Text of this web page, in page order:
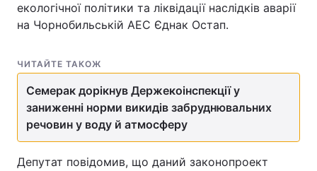
Цікавинки Погода
Лонгріди
Відео з Youtube Статті
екологічної політики та ліквідації наслідків аварії
на Чорнобильській АЕС Єднак Остап.
ЧИТАЙТЕ ТАКОЖ
Семерак дорікнув Держекоінспекції у
заниженні норми викидів забруднювальних
речовин у воду й атмосферу
Депутат повідомив, що даний законопроект